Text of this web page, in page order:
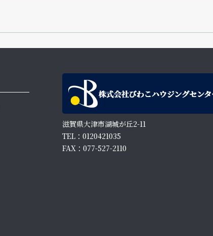
滋賀県大津市湖城が丘2-11
TEL：0120421035
FAX：077-527-2110